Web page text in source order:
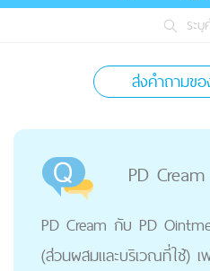
ระ
ส่งคำถามข
PD
PD Cream กับ PD
(ส่วนผสมและบริเวณที่ใช้)